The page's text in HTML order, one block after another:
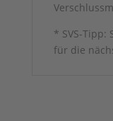
* SVS-Tipp:
für die